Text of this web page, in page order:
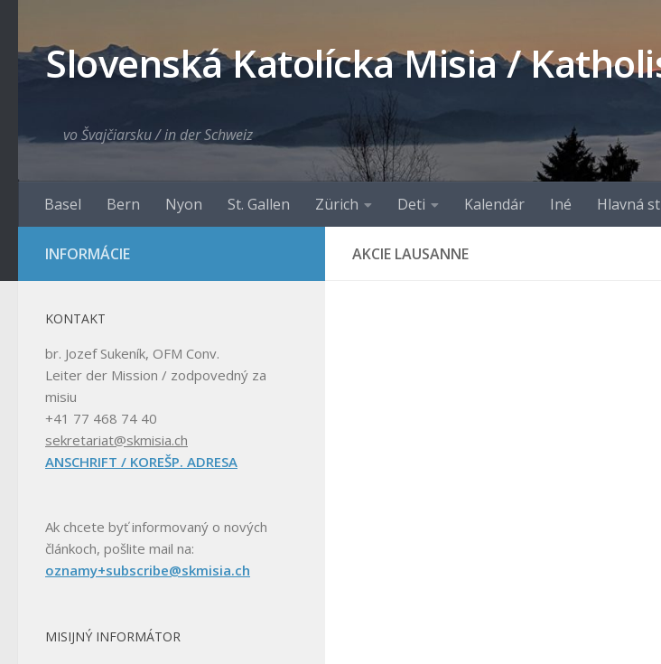
Slovenská Katolícka Misia /
vo Švajčiarsku / in der Schweiz
Basel Bern Nyon St. Gallen Zürich Deti Kalendár Iné Hlavná
AKCIE LAUSANNE
INFORMÁCIE
KONTAKT
br. Jozef Sukeník, OFM Conv.
Leiter der Mission / zodpovedný za
misiu
+41 77 468 74 40
sekretariat@skmisia.ch
ANSCHRIFT / KOREŠP. ADRESA
Ak chcete byť informovaný o nových
článkoch, pošlite mail na:
oznamy+subscribe@skmisia.ch
MISIJNÝ INFORMÁTOR